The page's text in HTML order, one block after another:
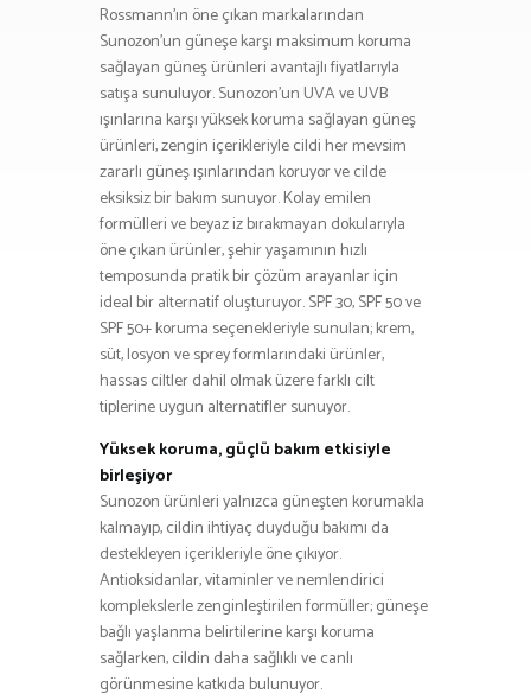
Rossmann’ın öne çıkan markalarından
Sunozon’un güneşe karşı maksimum koruma
sağlayan güneş ürünleri avantajlı fiyatlarıyla
satışa sunuluyor. Sunozon’un UVA ve UVB
ışınlarına karşı yüksek koruma sağlayan güneş
ürünleri, zengin içerikleriyle cildi her mevsim
zararlı güneş ışınlarından koruyor ve cilde
eksiksiz bir bakım sunuyor. Kolay emilen
formülleri ve beyaz iz bırakmayan dokularıyla
öne çıkan ürünler, şehir yaşamının hızlı
temposunda pratik bir çözüm arayanlar için
ideal bir alternatif oluşturuyor. SPF 30, SPF 50 ve
SPF 50+ koruma seçenekleriyle sunulan; krem,
süt, losyon ve sprey formlarındaki ürünler,
hassas ciltler dahil olmak üzere farklı cilt
tiplerine uygun alternatifler sunuyor.
Yüksek koruma, güçlü bakım etkisiyle
birleşiyor
Sunozon ürünleri yalnızca güneşten korumakla
kalmayıp, cildin ihtiyaç duyduğu bakımı da
destekleyen içerikleriyle öne çıkıyor.
Antioksidanlar, vitaminler ve nemlendirici
komplekslerle zenginleştirilen formüller; güneşe
bağlı yaşlanma belirtilerine karşı koruma
sağlarken, cildin daha sağlıklı ve canlı
görünmesine katkıda bulunuyor.